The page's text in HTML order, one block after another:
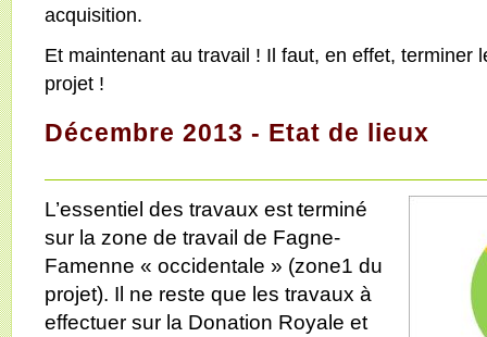
acquisition.
Et maintenant au travail ! Il faut, en effet, terminer
projet !
Décembre 2013 - Etat de lieux
L’essentiel des travaux est terminé
sur la zone de travail de Fagne-
Famenne « occidentale » (zone1 du
projet). Il ne reste que les travaux à
effectuer sur la Donation Royale et